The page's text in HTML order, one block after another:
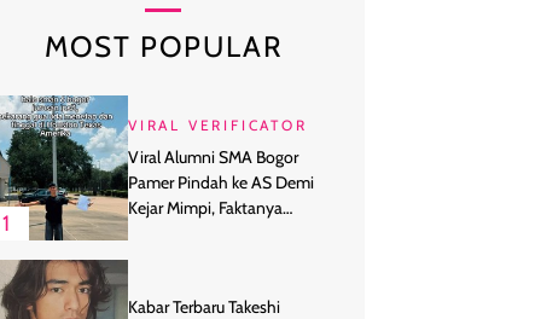
MOST POPULAR
1
VIRAL VERIFICATOR
Viral Alumni SMA Bogor
Pamer Pindah ke AS Demi
Kejar Mimpi, Faktanya
Kabar Terbaru Takeshi